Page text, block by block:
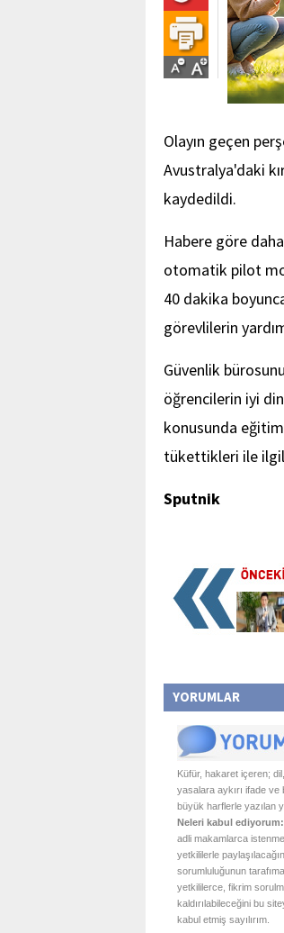
Olayın geçen
Avustralya'daki
kaydedildi.
Habere göre
otomatik pilot
40 dakika
görevlilerin
Güvenlik
öğrencilerin iyi
konusunda eğitim
tükettikleri ile
Sputnik
YORUMLAR
Küfür, hakaret içeren;
yasalara aykırı ifade ve
büyük harflerle yazılan
Neleri kabul ediyorum:
adli makamlarca
yetkililerle
sorumluluğunun
yetkililerce, fikrim
kaldırılabileceğini bu
kabul etmiş sayılırım.